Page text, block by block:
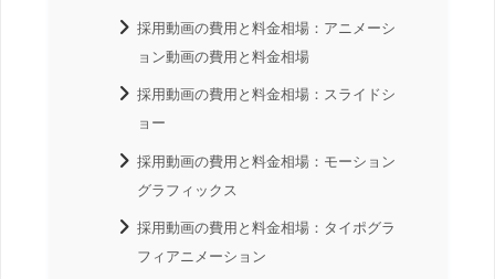
採用動画の費用と料金相場：アニメーシ
ョン動画の費用と料金相場
採用動画の費用と料金相場：スライドシ
ョー
採用動画の費用と料金相場：モーション
グラフィックス
採用動画の費用と料金相場：タイポグラ
フィアニメーション